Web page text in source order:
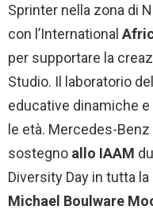
Sprinter nella zona di
con l’International
per supportare la
Studio. Il laboratorio
educative dinamiche
le età. Mercedes-
sostegno allo IAAM
Diversity Day in tutta
Michael Boulware